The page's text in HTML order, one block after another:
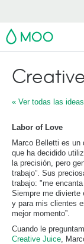
MOO
« Ver todas las ideas
Labor of Love
Marco Belletti es un
que ha decidido
la precisión, pero
trabajo”. Sus
trabajo: "me
Siempre me divierte
y para mis clientes
mejor momento”.
Cuando le
Creative Juice,